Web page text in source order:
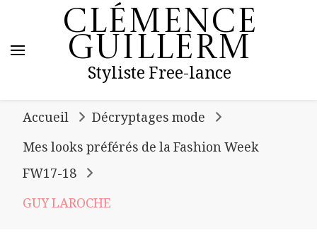
Clémence
Guillerm
Styliste Free-lance
Accueil
Décryptages mode
Mes looks préférés de la Fashion Week
FW17-18
GUY LAROCHE